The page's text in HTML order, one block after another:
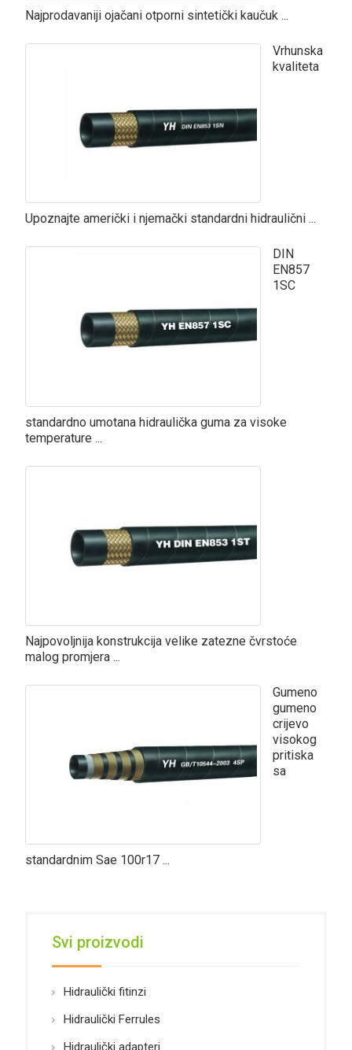
Najprodavaniji ojačani otporni sintetički kaučuk ...
Vrhunska
kvaliteta
Upoznajte američki i njemački standardni hidraulični ...
DIN
EN857
1SC
standardno umotana hidraulička guma za visoke
temperature ...
Najpovoljnija konstrukcija velike zatezne čvrstoće
malog promjera ...
Gumeno
gumeno
crijevo
visokog
pritiska
sa
standardnim Sae 100r17 ...
Svi proizvodi
Hidraulički fitinzi
Hidraulički Ferrules
Hidraulički adapteri